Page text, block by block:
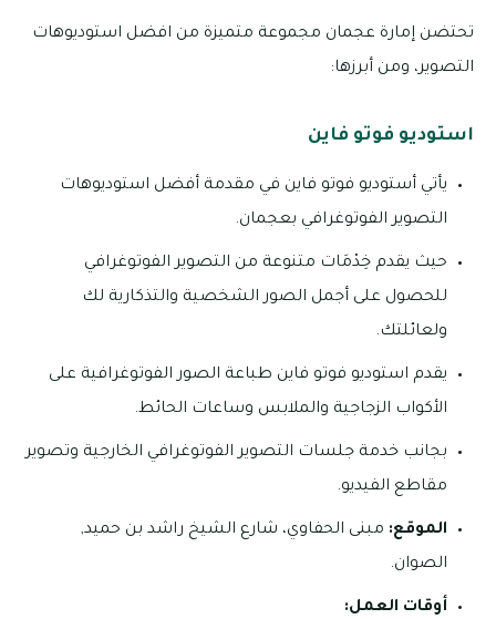
تحتضن إمارة عجمان مجموعة متميزة من افضل استوديوهات
التصوير، ومن أبرزها:
استوديو فوتو فاين
يأتي أستوديو فوتو فاين في مقدمة أفضل استوديوهات
التصوير الفوتوغرافي بعجمان.
حيث يقدم خِدْمَات متنوعة من التصوير الفوتوغرافي
للحصول على أجمل الصور الشخصية والتذكارية لك
ولعائلتك.
يقدم استوديو فوتو فاين طباعة الصور الفوتوغرافية على
الأكواب الزجاجية والملابس وساعات الحائط.
بجانب خدمة جلسات التصوير الفوتوغرافي الخارجية وتصوير
مقاطع الفيديو.
الموقع: مبنى الحفاوي، شارع الشيخ راشد بن حميد,
الصوان.
أوقات العمل: